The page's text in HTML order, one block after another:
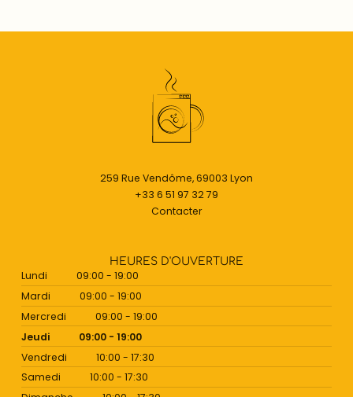
259 Rue Vendôme, 69003 Lyon
+33 6 51 97 32 79
Contacter
HEURES D'OUVERTURE
Lundi
09:00 - 19:00
Mardi
09:00 - 19:00
Mercredi
09:00 - 19:00
Jeudi
09:00 - 19:00
Vendredi
10:00 - 17:30
Samedi
10:00 - 17:30